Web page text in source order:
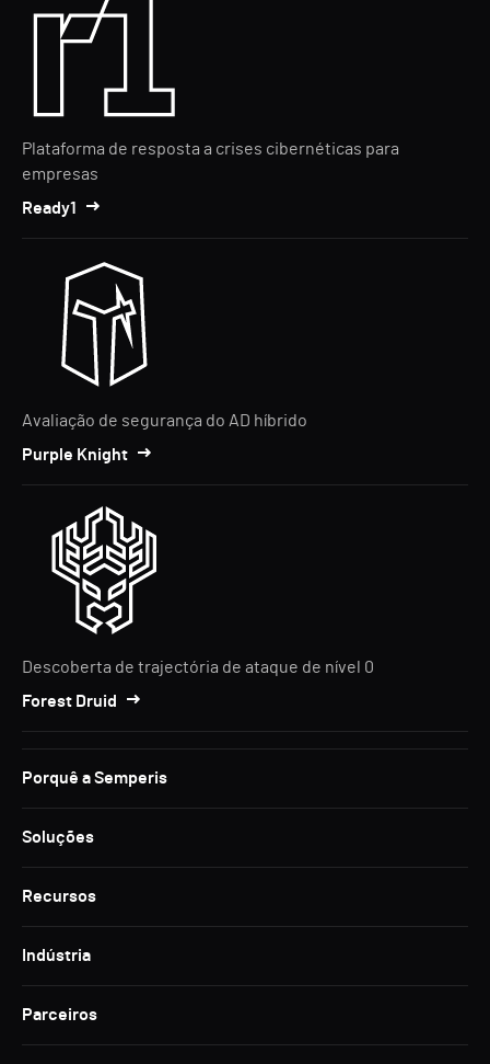
Plataforma de resposta a crises cibernéticas para
empresas
Ready1
Avaliação de segurança do AD híbrido
Purple Knight
Descoberta de trajectória de ataque de nível 0
Forest Druid
Porquê a Semperis
Soluções
Recursos
Indústria
Parceiros